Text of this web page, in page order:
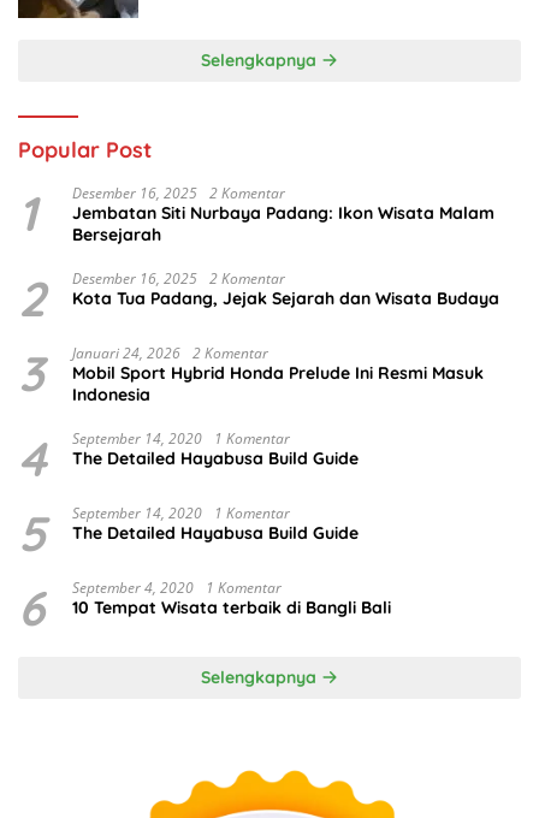
Selengkapnya
Popular Post
1 Desember 16, 2025 2 Komentar
Jembatan Siti Nurbaya Padang: Ikon Wisata Malam
Bersejarah
2 Desember 16, 2025 2 Komentar
Kota Tua Padang, Jejak Sejarah dan Wisata Budaya
3 Januari 24, 2026 2 Komentar
Mobil Sport Hybrid Honda Prelude Ini Resmi Masuk
Indonesia
4 September 14, 2020 1 Komentar
The Detailed Hayabusa Build Guide
5 September 14, 2020 1 Komentar
The Detailed Hayabusa Build Guide
6 September 4, 2020 1 Komentar
10 Tempat Wisata terbaik di Bangli Bali
Selengkapnya